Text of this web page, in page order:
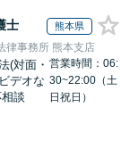
士 熊本県
律事務所 熊本支店
(対面・
デオな
談
営業時間：06:
30~22:00（土
日祝日）